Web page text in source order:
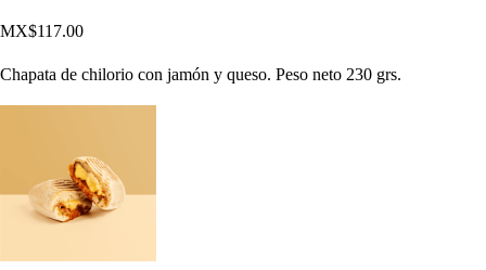
MX$117.00
Chapata de chilorio con jamón y queso. Peso neto 230 grs.